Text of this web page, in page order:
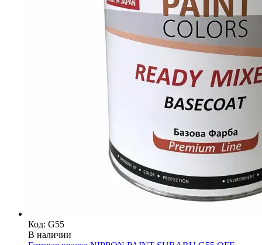
Код: G55
В наличии